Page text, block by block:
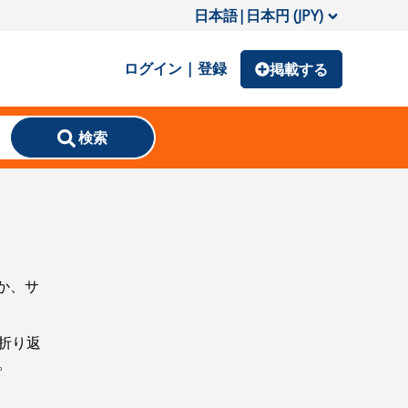
日本語| 日本円 (JPY)
ログイン | 登録 掲載する
検索
、サ
り返